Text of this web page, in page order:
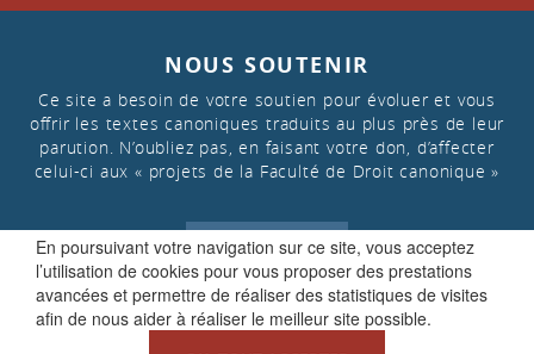
En poursuivant votre navigation sur ce site, vous acceptez
l’utilisation de cookies pour vous proposer des prestations
avancées et permettre de réaliser des statistiques de visites
afin de nous aider à réaliser le meilleur site possible.
NOUS SOUTENIR
Ce site a besoin de votre soutien pour évoluer et vous
offrir les textes canoniques traduits au plus près de leur
parution. N’oubliez pas, en faisant votre don, d’affecter
celui-ci aux « projets de la Faculté de Droit canonique »
FAIRE UN DON